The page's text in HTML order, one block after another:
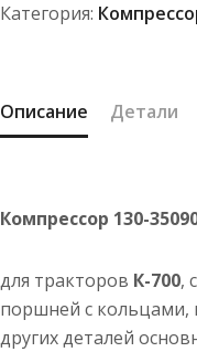
11
Категория:
Описание Детали
Компрессор 130-
для тракторов К-700,
поршней с кольцами,
других деталей